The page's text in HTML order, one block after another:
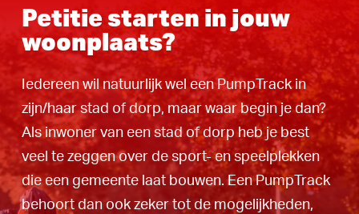
Petitie starten in jouw
woonplaats?
Iedereen wil natuurlijk wel een PumpTrack in
zijn/haar stad of dorp, maar waar begin je dan?
Als inwoner van een stad of dorp heb je best
veel te zeggen over de sport- en speelplekken
die een gemeente laat bouwen. Een PumpTrack
behoort dan ook zeker tot de mogelijkheden,